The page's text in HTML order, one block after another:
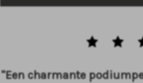
"Een charmante